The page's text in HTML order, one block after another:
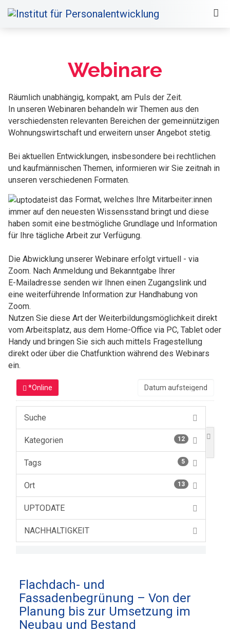
Webinare
Räumlich unabhängig, kompakt, am Puls der Zeit.
In unseren Webinaren behandeln wir Themen aus den
verschiedensten relevanten Bereichen der gemeinnützigen
Wohnungswirtschaft und erweitern unser Angebot stetig.
Bei aktuellen Entwicklungen, insbesondere bei rechtlichen
und kaufmännischen Themen, informieren wir Sie zeitnah in
unseren verschiedenen Formaten.
ist das Format, welches Ihre Mitarbeiter:innen
immer auf den neuesten Wissensstand bringt und diese
haben somit eine bestmögliche Grundlage und Information
für Ihre tägliche Arbeit zur Verfügung.
Die Abwicklung unserer Webinare erfolgt virtuell - via
Zoom. Nach Anmeldung und Bekanntgabe Ihrer
E-Mailadresse senden wir Ihnen einen Zugangslink und
eine weiterführende Information zur Handhabung von
Zoom.
Nutzen Sie diese Art der Weiterbildungsmöglichkeit direkt
vom Arbeitsplatz, aus dem Home-Office via PC, Tablet oder
Handy und bringen Sie sich auch mittels Fragestellung
direkt oder über die Chatfunktion während des Webinars
ein.
*Online
Suche
Kategorien 12
Tags 5
Ort 13
UPTODATE
NACHHALTIGKEIT
Flachdach- und
Fassadenbegrünung – Von der
Planung bis zur Umsetzung im
Neubau und Bestand